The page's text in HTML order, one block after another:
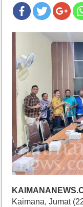
Kaimana, Jumat